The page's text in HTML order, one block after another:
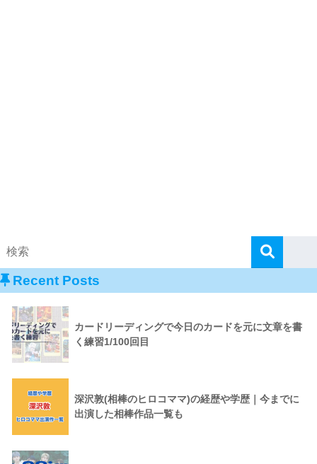
Recent Posts
カードリーディングで今日のカードを元に文章を書
く練習1/100回目
深沢敦(相棒のヒロコママ)の経歴や学歴｜今までに
出演した相棒作品一覧も